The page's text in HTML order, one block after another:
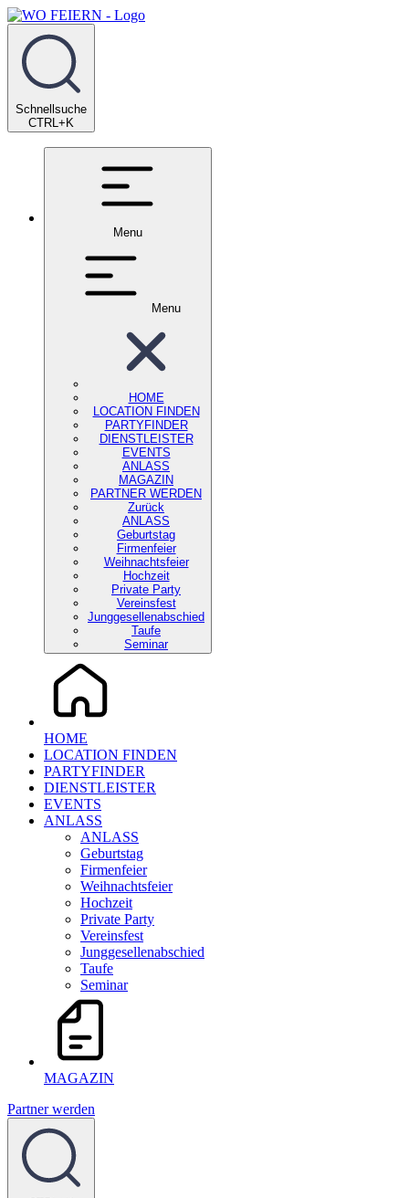
Schnellsuche
CTRL+K
Menu
Menu
HOME
LOCATION FINDEN
PARTYFINDER
DIENSTLEISTER
EVENTS
ANLASS
MAGAZIN
PARTNER WERDEN
Zurück
ANLASS
Geburtstag
Firmenfeier
Weihnachtsfeier
Hochzeit
Private Party
Vereinsfest
Junggesellenabschied
Taufe
Seminar
HOME
LOCATION FINDEN
PARTYFINDER
DIENSTLEISTER
EVENTS
ANLASS
ANLASS
Geburtstag
Firmenfeier
Weihnachtsfeier
Hochzeit
Private Party
Vereinsfest
Junggesellenabschied
Taufe
Seminar
MAGAZIN
Partner werden